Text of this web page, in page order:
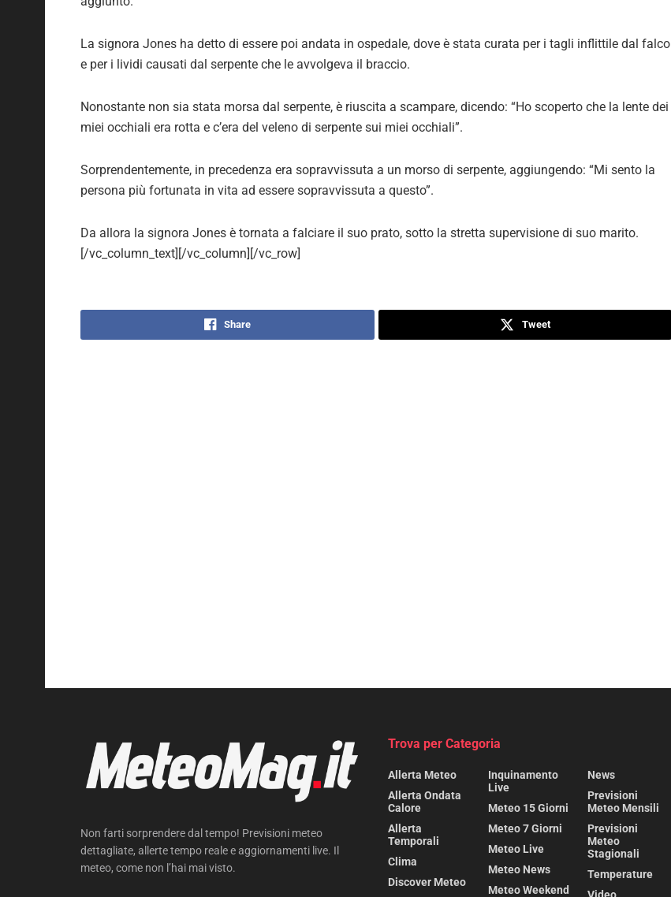
La signora Jones ha detto di essere poi andata in ospedale, dove è stata curata per i tagli inflittile dal falco
e per i lividi causati dal serpente che le avvolgeva il braccio.
Nonostante non sia stata morsa dal serpente, è riuscita a scampare, dicendo: “Ho scoperto che la lente dei
miei occhiali era rotta e c’era del veleno di serpente sui miei occhiali”.
Sorprendentemente, in precedenza era sopravvissuta a un morso di serpente, aggiungendo: “Mi sento la
persona più fortunata in vita ad essere sopravvissuta a questo”.
Da allora la signora Jones è tornata a falciare il suo prato, sotto la stretta supervisione di suo marito.
[/vc_column_text][/vc_column][/vc_row]
Share Tweet
Non farti sorprendere dal tempo! Previsioni meteo
dettagliate, allerte tempo reale e aggiornamenti live. Il
meteo, come non l’hai mai visto.
Trova per Categoria
Allerta Meteo
Allerta Ondata
Calore
Allerta
Temporali
Clima
Discover Meteo
Inquinamento
Live
Meteo 15 Giorni
Meteo 7 Giorni
Meteo Live
Meteo News
Meteo Weekend
News
Previsioni
Meteo Mensili
Previsioni
Meteo
Stagionali
Temperature
Video